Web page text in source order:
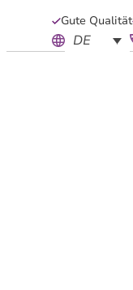
Gute Qualität
DE